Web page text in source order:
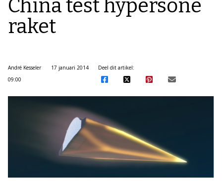
China test hypersone
raket
André Kesseler
17 januari 2014
09:00
Deel dit artikel: